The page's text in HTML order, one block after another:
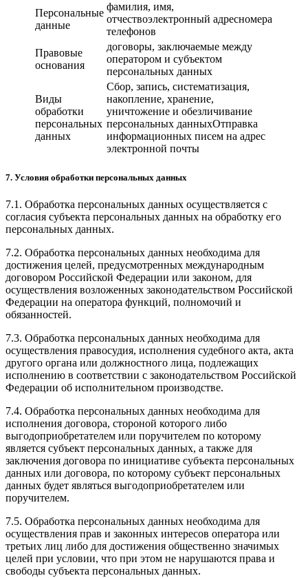
Персональные
данные
фамилия, имя,
отчествоэлектронный адресномера
телефонов
Правовые
основания
договоры, заключаемые между
оператором и субъектом
персональных данных
Виды
обработки
персональных
данных
Сбор, запись, систематизация,
накопление, хранение,
уничтожение и обезличивание
персональных данныхОтправка
информационных писем на адрес
электронной почты
7. Условия обработки персональных данных
7.1. Обработка персональных данных осуществляется с
согласия субъекта персональных данных на обработку его
персональных данных.
7.2. Обработка персональных данных необходима для
достижения целей, предусмотренных международным
договором Российской Федерации или законом, для
осуществления возложенных законодательством Российской
Федерации на оператора функций, полномочий и
обязанностей.
7.3. Обработка персональных данных необходима для
осуществления правосудия, исполнения судебного акта, акта
другого органа или должностного лица, подлежащих
исполнению в соответствии с законодательством Российской
Федерации об исполнительном производстве.
7.4. Обработка персональных данных необходима для
исполнения договора, стороной которого либо
выгодоприобретателем или поручителем по которому
является субъект персональных данных, а также для
заключения договора по инициативе субъекта персональных
данных или договора, по которому субъект персональных
данных будет являться выгодоприобретателем или
поручителем.
7.5. Обработка персональных данных необходима для
осуществления прав и законных интересов оператора или
третьих лиц либо для достижения общественно значимых
целей при условии, что при этом не нарушаются права и
свободы субъекта персональных данных.